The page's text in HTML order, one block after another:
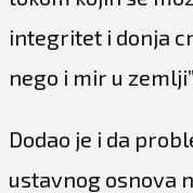
integritet i donja
nego i mir u
Dodao je i da
ustavnog osnova